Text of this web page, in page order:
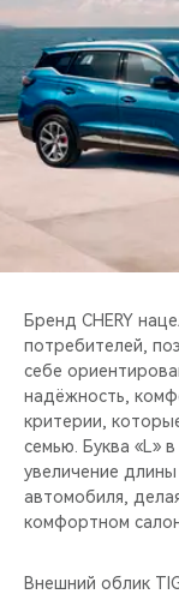
CHERY И СПОРТ
НАШИ
CHERY ДЛЯ ДЕТЕЙ
Бренд CHERY
потребителей,
себе
надёжность,
критерии,
семью. Буква «L»
увеличение
автомобиля,
комфортном
Внешний облик